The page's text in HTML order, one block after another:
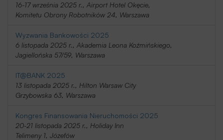
16-17 września 2025 r., Airport Hotel Okęcie,
Komitetu Obrony Robotników 24, Warszawa
Wyzwania Bankowości 2025
6 listopada 2025 r., Akademia Leona Koźmińskiego,
Jagiellońska 57/59, Warszawa
IT@BANK 2025
13 listopada 2025 r., Hilton Warsaw City
Grzybowska 63, Warszawa
Kongres Finansowania Nieruchomości 2025
20-21 listopada 2025 r., Holiday Inn
Telimeny 1, Józefów